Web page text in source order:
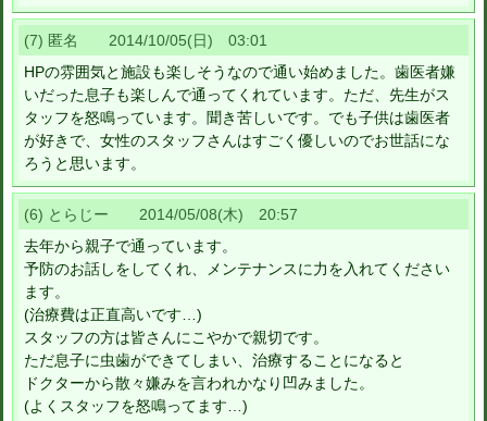
(7) 匿名 2014/10/05(日) 03:01
HPの雰囲気と施設も楽しそうなので通い始めました。歯医者嫌
いだった息子も楽しんで通ってくれています。ただ、先生がス
タッフを怒鳴っています。聞き苦しいです。でも子供は歯医者
が好きで、女性のスタッフさんはすごく優しいのでお世話にな
ろうと思います。
(6) とらじー 2014/05/08(木) 20:57
去年から親子で通っています。
予防のお話しをしてくれ、メンテナンスに力を入れてください
ます。
(治療費は正直高いです…)
スタッフの方は皆さんにこやかで親切です。
ただ息子に虫歯ができてしまい、治療することになると
ドクターから散々嫌みを言われかなり凹みました。
(よくスタッフを怒鳴ってます…)